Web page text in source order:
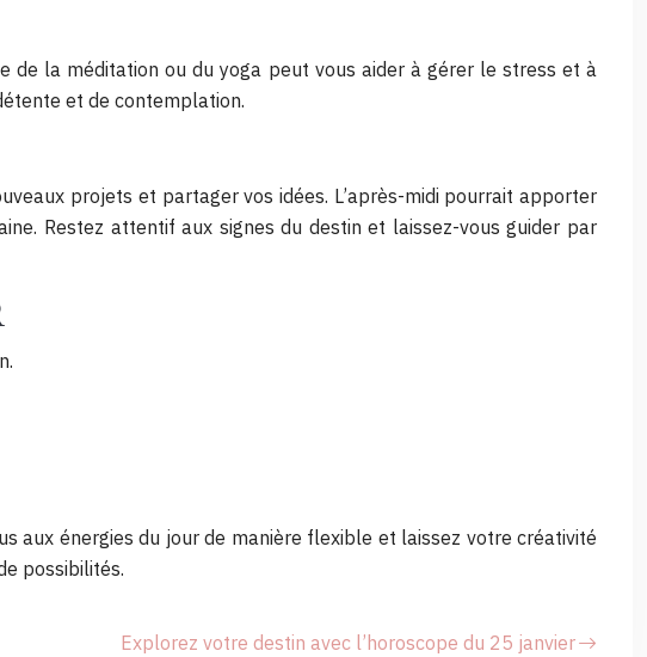
de la méditation ou du yoga peut vous aider à gérer le stress et à
et de contemplation.
projets et partager vos idées. L’après-midi pourrait apporter
Restez attentif aux signes du destin et laissez-vous guider par
aux énergies du jour de manière flexible et laissez votre créativité
possibilités.
Explorez votre destin avec l’horoscope du 25 janvier